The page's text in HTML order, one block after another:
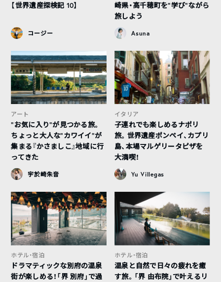
【世界遺産探検記 10】
コージー
崎県・高千穂町を“学び”ながら
旅しよう
Asuna
アート
“お気に入り”が見つかる旅。
ちょっと大人な”カワイイ”が
集まる『かさましこ』地域に行
ってきた
宇於崎朱音
イタリア
子連れでも楽しめるナポリ
旅。世界遺産ポンペイ、カプリ
島、本場マルゲリータピザを
大満喫！
Yu Villegas
ホテル・宿泊
ドラマティックな別府の温泉
街が楽しめる！「界 別府」で過
ホテル・宿泊
温泉と自然で日々の疲れを癒
す旅。「界 由布院」で叶えるリ